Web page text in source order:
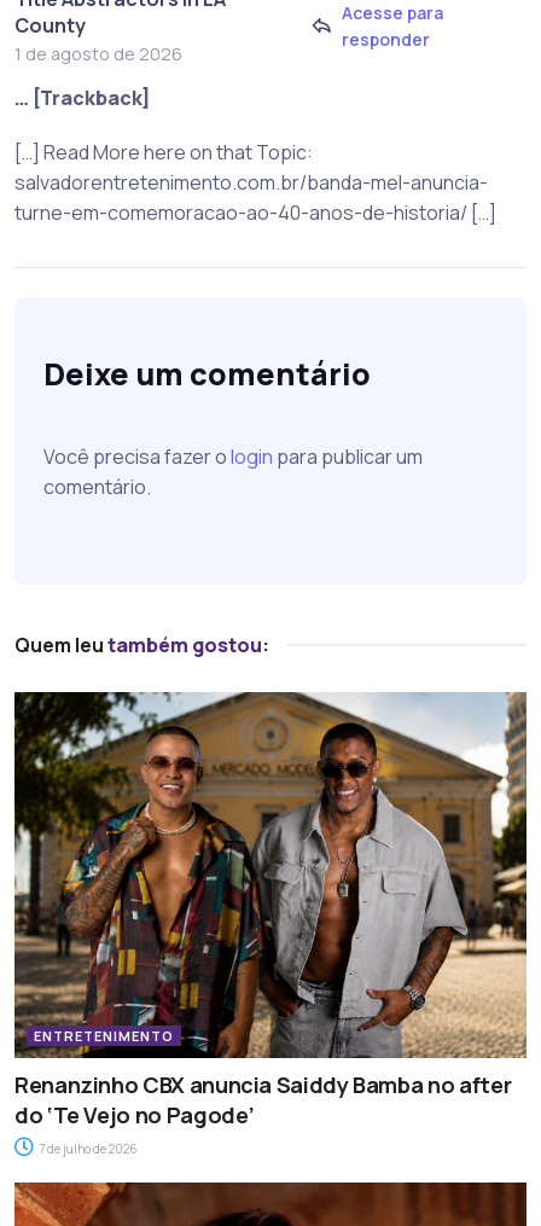
County
1 de agosto de 2026
Acesse para
responder
… [Trackback]
[…] Read More here on that Topic:
salvadorentretenimento.com.br/banda-mel-anuncia-
turne-em-comemoracao-ao-40-anos-de-historia/ […]
Deixe um comentário
Você precisa fazer ologin para publicar um
comentário.
Quem leutambém gostou:
ENTRETENIMENTO
Renanzinho CBX anuncia Saiddy Bamba no after
do ‘Te Vejo no Pagode’
7 de julho de 2026